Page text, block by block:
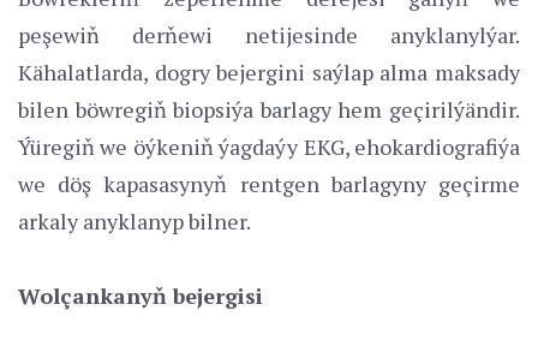
peşewiň derňewi netijesinde anyklanylýar.
Kähalatlarda, dogry bejergini saýlap alma maksady
bilen böwregiň biopsiýa barlagy hem geçirilýändir.
Ýüregiň we öýkeniň ýagdaýy EKG, ehokardiografiýa
we döş kapasasynyň rentgen barlagyny geçirme
arkaly anyklanyp bilner.
Wolçankanyň bejergisi